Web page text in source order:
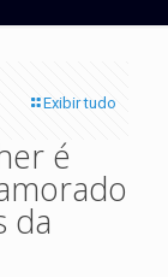
Exibir tudo
é
da